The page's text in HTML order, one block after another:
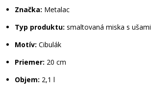
Značka: Metalac
Typ produktu: smaltovaná miska s ušami
Motív: Cibulák
Priemer: 20 cm
Objem: 2,1 l